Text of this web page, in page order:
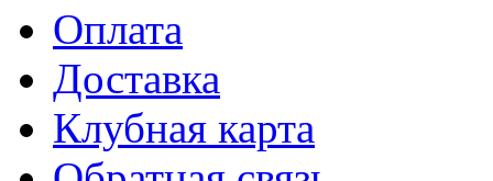
Оплата
Доставка
Клубная карта